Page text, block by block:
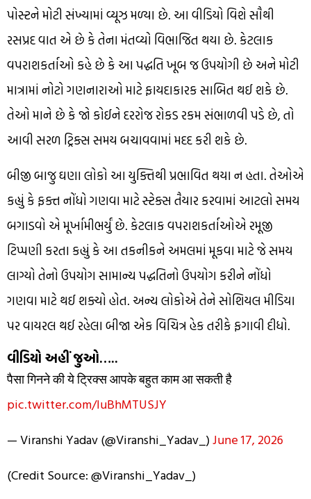
પોસ્ટને મોટી સંખ્યામાં વ્યૂઝ મળ્યા છે. આ વીડિયો વિશે સૌથી
રસપ્રદ વાત એ છે કે તેના મંતવ્યો વિભાજિત થયા છે. કેટલાક
વપરાશકર્તાઓ કહે છે કે આ પદ્ધતિ ખૂબ જ ઉપયોગી છે અને મોટી
માત્રામાં નોટો ગણનારાઓ માટે ફાયદાકારક સાબિત થઈ શકે છે.
તેઓ માને છે કે જો કોઈને દરરોજ રોકડ રકમ સંભાળવી પડે છે, તો
આવી સરળ ટ્રિક્સ સમય બચાવવામાં મદદ કરી શકે છે.
બીજી બાજુ ઘણા લોકો આ યુક્તિથી પ્રભાવિત થયા ન હતા. તેઓએ
કહ્યું કે ફક્ત નોંધો ગણવા માટે સ્ટેક્સ તૈયાર કરવામાં આટલો સમય
બગાડવો એ મૂર્ખામીભર્યું છે. કેટલાક વપરાશકર્તાઓએ રમૂજી
ટિપ્પણી કરતા કહ્યું કે આ તકનીકને અમલમાં મૂકવા માટે જે સમય
લાગ્યો તેનો ઉપયોગ સામાન્ય પદ્ધતિનો ઉપયોગ કરીને નોંધો
ગણવા માટે થઈ શક્યો હોત. અન્ય લોકોએ તેને સોશિયલ મીડિયા
પર વાયરલ થઈ રહેલા બીજા એક વિચિત્ર હેક તરીકે ફગાવી દીધો.
વીડિયો અહીં જુઓ…..
पैसा गिनने की ये ट्रिक्स आपके बहुत काम आ सकती है
pic.twitter.com/IuBhMTUSJY
— Viranshi Yadav (@Viranshi_Yadav_)June 17, 2026
(Credit Source: @Viranshi_Yadav_)